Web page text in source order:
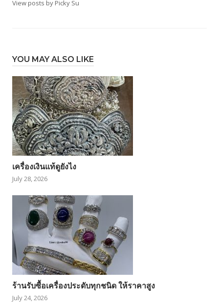
View posts by Picky Su
YOU MAY ALSO LIKE
เครื่องเงินแท้ดูยังไง
July 28, 2026
ร้านรับซื้อเครื่องประดับทุกชนิด ให้ราคาสูง
July 24, 2026